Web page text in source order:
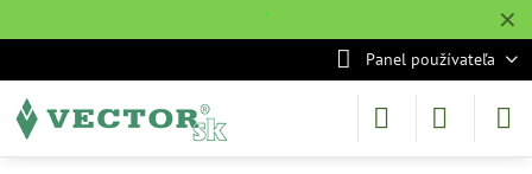
✕
˙
Panel používateľa